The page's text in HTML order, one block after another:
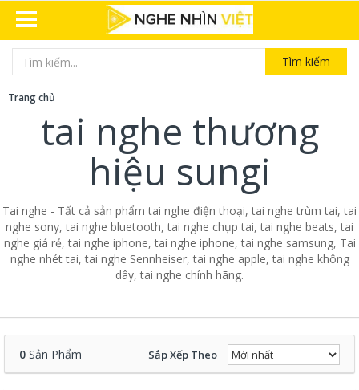
Tìm kiếm
Trang chủ
tai nghe thương
hiệu sungi
Tai nghe - Tất cả sản phẩm tai nghe điện thoại, tai nghe trùm tai, tai
nghe sony, tai nghe bluetooth, tai nghe chụp tai, tai nghe beats, tai
nghe giá rẻ, tai nghe iphone, tai nghe iphone, tai nghe samsung, Tai
nghe nhét tai, tai nghe Sennheiser, tai nghe apple, tai nghe không
dây, tai nghe chính hãng.
0 Sản Phẩm Sắp Xếp Theo